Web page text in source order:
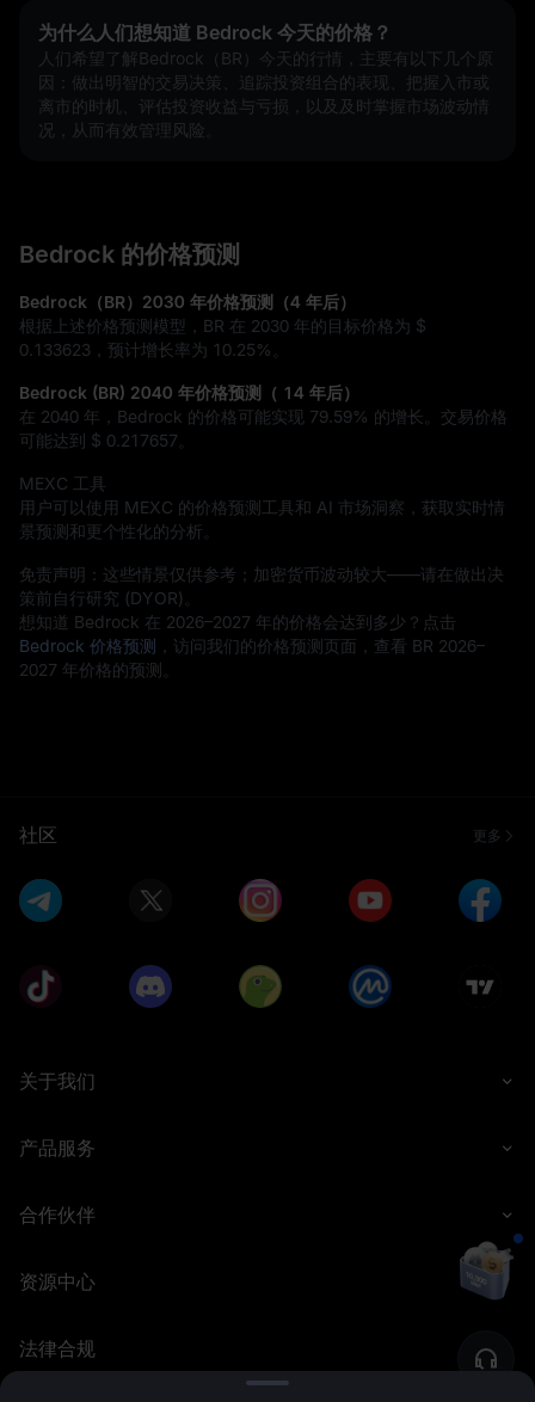
为什么人们想知道 Bedrock 今天的价格？
人们希望了解Bedrock（BR）今天的行情，主要有以下几个原
因：做出明智的交易决策、追踪投资组合的表现、把握入市或
离市的时机、评估投资收益与亏损，以及及时掌握市场波动情
况，从而有效管理风险。
Bedrock 的价格预测
Bedrock（BR）2030 年价格预测（4 年后）
根据上述价格预测模型，BR 在 2030 年的目标价格为 $
0.133623 ，预计增长率为 10.25%
Bedrock (BR) 2040 年价格预测（ 14 年后）
在 2040 年，Bedrock 的价格可能实现 79.59% 的增长。交易价格
可能达到 $ 0.217657
MEXC 工具
用户可以使用 MEXC 的价格预测工具和 AI 市场洞察，获取实时情
景预测和更个性化的分析。
免责声明：这些情景仅供参考；加密货币波动较大——请在做出决
策前自行研究 (DYOR)。
想知道 Bedrock 在 2026–2027 年的价格会达到多少？点击
Bedrock 价格预测 ，访问我们的价格预测页面，查看 BR 2026–
2027 年价格的预测。
社区 更多
关于我们
产品服务
合作伙伴
资源中心
法律合规